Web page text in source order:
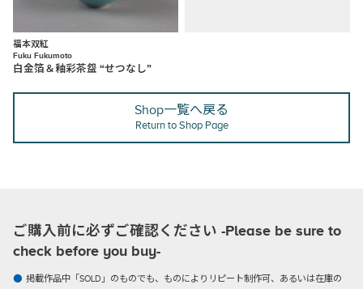
福本双紅
Fuku Fukumoto
白金箔＆釉彩茶盌 “せつなし”
Shop一覧へ戻る
Return to Shop Page
ご購入前に必ずご確認ください -Please be sure to
check before you buy-
掲載作品中「SOLD」のものでも、ものによりリピート制作可、あるいは在庫の